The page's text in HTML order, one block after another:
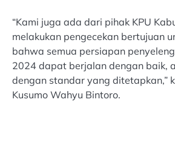
“Kami juga ada dari pihak KPU
melakukan pengecekan bertujuan
bahwa semua persiapan
2024 dapat berjalan dengan baik,
dengan standar yang ditetapkan,”
Kusumo Wahyu Bintoro.